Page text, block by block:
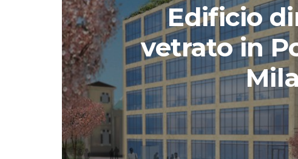
Edificio
vetrato in
STORIE
URBAN
HEADQUARTERS. Il
video del terzo talk di
HEADQUARTERS
REMIX